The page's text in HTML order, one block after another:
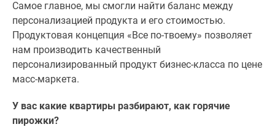
Самое главное, мы смогли найти баланс между
персонализацией продукта и его стоимостью.
Продуктовая концепция «Все по-твоему» позволяет
нам производить качественный
персонализированный продукт бизнес-класса по цене
масс-маркета.
У вас какие квартиры разбирают, как горячие
пирожки?